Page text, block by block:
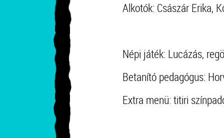
Alkotók: Császár Erika,
Népi játék: Lucázás,
Betanító pedagógus:
Extra menü: titiri